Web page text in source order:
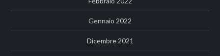
Gennaio 2022
Dicembre 2021